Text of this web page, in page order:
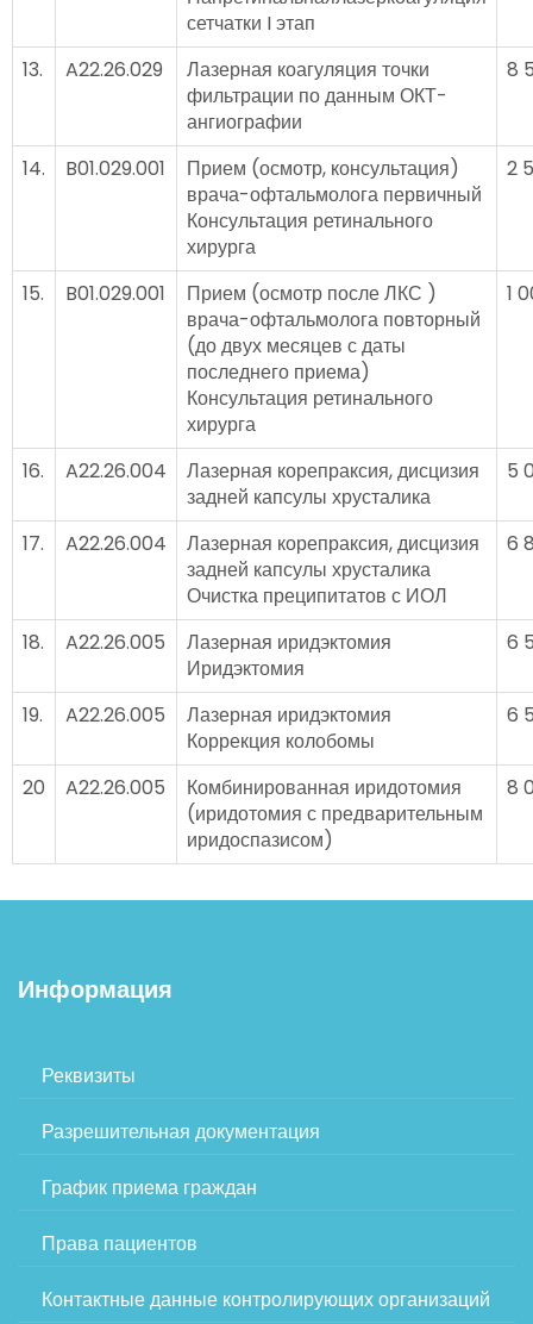
сетчатки I этап
13.
A22.26.029
Лазерная коагуляция точки
фильтрации по данным ОКТ-
ангиографии
8
14. B01.029.001
Прием (осмотр, консультация)
врача-офтальмолога первичный
Консультация ретинального
хирурга
2
15. B01.029.001
Прием (осмотр после ЛКС )
врача-офтальмолога повторный
(до двух месяцев с даты
последнего приема)
Консультация ретинального
хирурга
1
16. A22.26.004
Лазерная корепраксия, дисцизия
задней капсулы хрусталика
5
17. A22.26.004
Лазерная корепраксия, дисцизия
задней капсулы хрусталика
Очистка преципитатов с ИОЛ
6
18. A22.26.005
Лазерная иридэктомия
Иридэктомия
6
19. A22.26.005
Лазерная иридэктомия
Коррекция колобомы
6
20 A22.26.005
Комбинированная иридотомия
(иридотомия с предварительным
иридоспазисом)
8
Информация
Реквизиты
Разрешительная документация
График приема граждан
Права пациентов
Контактные данные контролирующих организаций